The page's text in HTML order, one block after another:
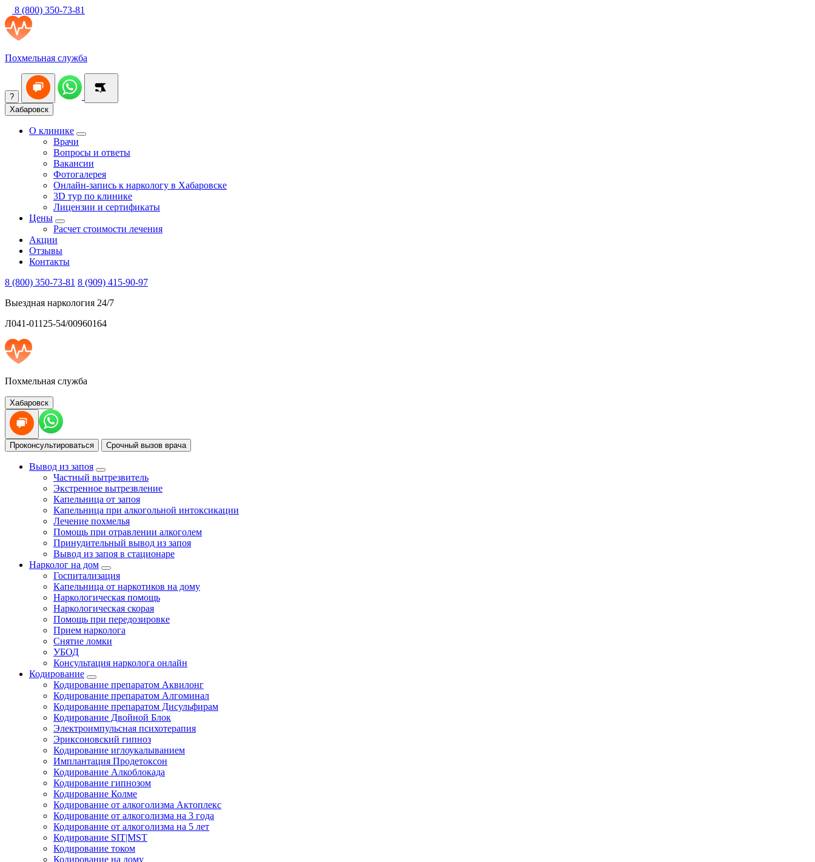
8 (800) 350-73-81
Похмельная служба
?
Хабаровск
О клинике
Врачи
Вопросы и ответы
Вакансии
Фотогалерея
Онлайн-запись к наркологу в Хабаровске
3D тур по клинике
Лицензии и сертификаты
Цены
Расчет стоимости лечения
Акции
Отзывы
Контакты
8 (800) 350-73-81 8 (909) 415-90-97
Выездная наркология 24/7
Л041-01125-54/00960164
Похмельная служба
Хабаровск
Проконсультироваться Срочный вызов врача
Вывод из запоя
Частный вытрезвитель
Экстренное вытрезвление
Капельница от запоя
Капельница при алкогольной интоксикации
Лечение похмелья
Помощь при отравлении алкоголем
Принудительный вывод из запоя
Вывод из запоя в стационаре
Нарколог на дом
Госпитализация
Капельница от наркотиков на дому
Наркологическая помощь
Наркологическая скорая
Помощь при передозировке
Прием нарколога
Снятие ломки
УБОД
Консультация нарколога онлайн
Кодирование
Кодирование препаратом Аквилонг
Кодирование препаратом Алгоминал
Кодирование препаратом Дисульфирам
Кодирование Двойной Блок
Электроимпульсная психотерапия
Эриксоновский гипноз
Кодирование иглоукалыванием
Имплантация Продетоксон
Кодирование Алкоблокада
Кодирование гипнозом
Кодирование Колме
Кодирование от алкоголизма Актоплекс
Кодирование от алкоголизма на 3 года
Кодирование от алкоголизма на 5 лет
Кодирование SIT|MST
Кодирование током
Кодирование на дому